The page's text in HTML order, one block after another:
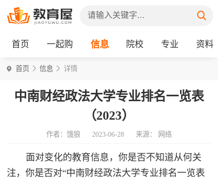
首页 一起购 信息 院校 专业 资料
首页 信息 详情
中南财经政法大学专业排名一览表
（2023）
作者：饿狼 2023-06-28 来源： 网络
面对变化的教育信息，你是否不知道从何关
注，你是否对“中南财经政法大学专业排名一览表